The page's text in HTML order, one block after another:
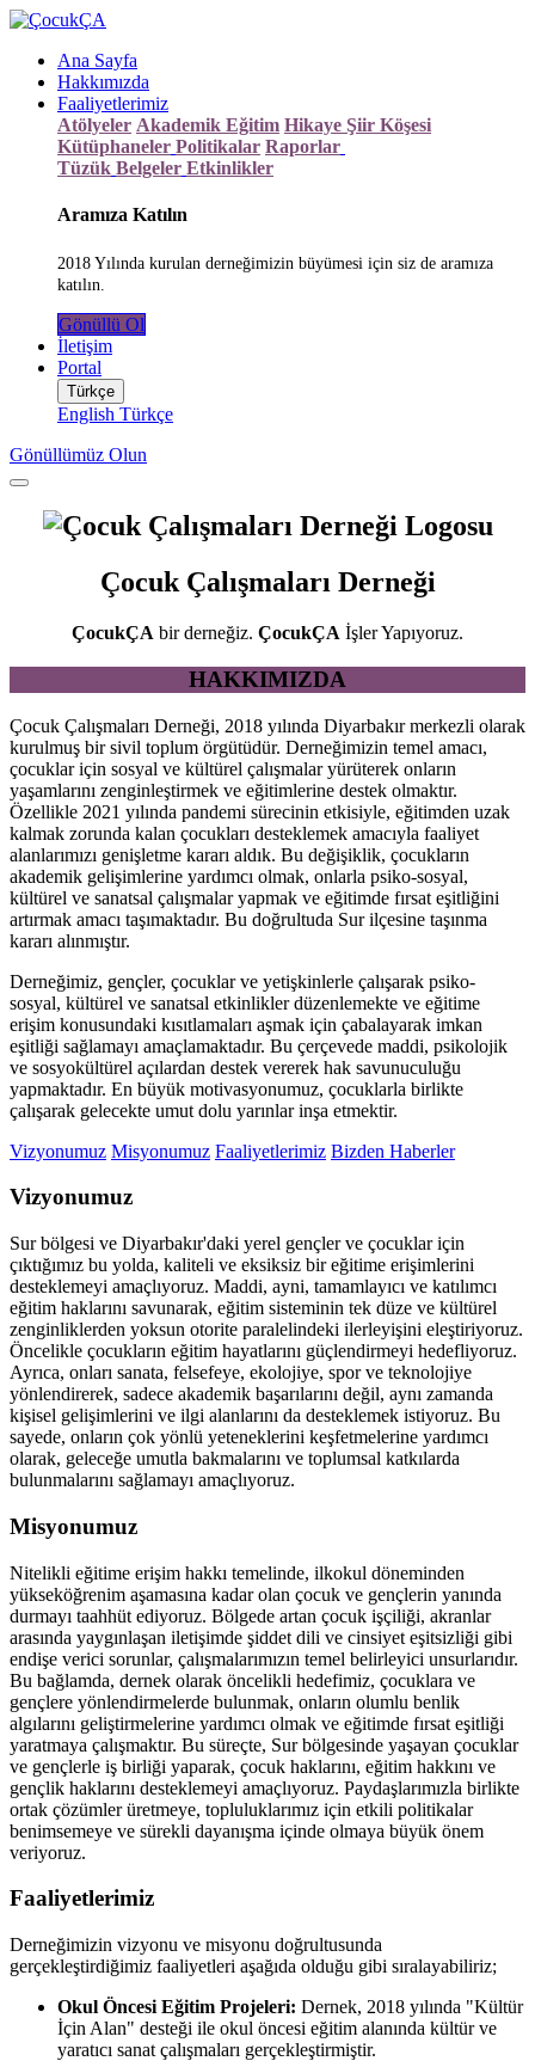
Ana Sayfa
Hakkımızda
Faaliyetlerimiz
Atölyeler Akademik Eğitim Hikaye Şiir Köşesi
Kütüphaneler Politikalar Raporlar
Tüzük Belgeler Etkinlikler
Aramıza Katılın
2018 Yılında kurulan derneğimizin büyümesi için siz de aramıza
katılın.
Gönüllü Ol
İletişim
Portal
Türkçe
English Türkçe
Gönüllümüz Olun
Çocuk Çalışmaları Derneği
ÇocukÇA bir derneğiz. ÇocukÇA İşler Yapıyoruz.
HAKKIMIZDA
Çocuk Çalışmaları Derneği, 2018 yılında Diyarbakır merkezli olarak
kurulmuş bir sivil toplum örgütüdür. Derneğimizin temel amacı,
çocuklar için sosyal ve kültürel çalışmalar yürüterek onların
yaşamlarını zenginleştirmek ve eğitimlerine destek olmaktır.
Özellikle 2021 yılında pandemi sürecinin etkisiyle, eğitimden uzak
kalmak zorunda kalan çocukları desteklemek amacıyla faaliyet
alanlarımızı genişletme kararı aldık. Bu değişiklik, çocukların
akademik gelişimlerine yardımcı olmak, onlarla psiko-sosyal,
kültürel ve sanatsal çalışmalar yapmak ve eğitimde fırsat eşitliğini
artırmak amacı taşımaktadır. Bu doğrultuda Sur ilçesine taşınma
kararı alınmıştır.
Derneğimiz, gençler, çocuklar ve yetişkinlerle çalışarak psiko-
sosyal, kültürel ve sanatsal etkinlikler düzenlemekte ve eğitime
erişim konusundaki kısıtlamaları aşmak için çabalayarak imkan
eşitliği sağlamayı amaçlamaktadır. Bu çerçevede maddi, psikolojik
ve sosyokültürel açılardan destek vererek hak savunuculuğu
yapmaktadır. En büyük motivasyonumuz, çocuklarla birlikte
çalışarak gelecekte umut dolu yarınlar inşa etmektir.
Vizyonumuz Misyonumuz Faaliyetlerimiz Bizden Haberler
Vizyonumuz
Sur bölgesi ve Diyarbakır'daki yerel gençler ve çocuklar için
çıktığımız bu yolda, kaliteli ve eksiksiz bir eğitime erişimlerini
desteklemeyi amaçlıyoruz. Maddi, ayni, tamamlayıcı ve katılımcı
eğitim haklarını savunarak, eğitim sisteminin tek düze ve kültürel
zenginliklerden yoksun otorite paralelindeki ilerleyişini eleştiriyoruz.
Öncelikle çocukların eğitim hayatlarını güçlendirmeyi hedefliyoruz.
Ayrıca, onları sanata, felsefeye, ekolojiye, spor ve teknolojiye
yönlendirerek, sadece akademik başarılarını değil, aynı zamanda
kişisel gelişimlerini ve ilgi alanlarını da desteklemek istiyoruz. Bu
sayede, onların çok yönlü yeteneklerini keşfetmelerine yardımcı
olarak, geleceğe umutla bakmalarını ve toplumsal katkılarda
bulunmalarını sağlamayı amaçlıyoruz.
Misyonumuz
Nitelikli eğitime erişim hakkı temelinde, ilkokul döneminden
yükseköğrenim aşamasına kadar olan çocuk ve gençlerin yanında
durmayı taahhüt ediyoruz. Bölgede artan çocuk işçiliği, akranlar
arasında yaygınlaşan iletişimde şiddet dili ve cinsiyet eşitsizliği gibi
endişe verici sorunlar, çalışmalarımızın temel belirleyici unsurlarıdır.
Bu bağlamda, dernek olarak öncelikli hedefimiz, çocuklara ve
gençlere yönlendirmelerde bulunmak, onların olumlu benlik
algılarını geliştirmelerine yardımcı olmak ve eğitimde fırsat eşitliği
yaratmaya çalışmaktır. Bu süreçte, Sur bölgesinde yaşayan çocuklar
ve gençlerle iş birliği yaparak, çocuk haklarını, eğitim hakkını ve
gençlik haklarını desteklemeyi amaçlıyoruz. Paydaşlarımızla birlikte
ortak çözümler üretmeye, topluluklarımız için etkili politikalar
benimsemeye ve sürekli dayanışma içinde olmaya büyük önem
veriyoruz.
Faaliyetlerimiz
Derneğimizin vizyonu ve misyonu doğrultusunda
gerçekleştirdiğimiz faaliyetleri aşağıda olduğu gibi sıralayabiliriz;
Okul Öncesi Eğitim Projeleri: Dernek, 2018 yılında "Kültür
İçin Alan" desteği ile okul öncesi eğitim alanında kültür ve
yaratıcı sanat çalışmaları gerçekleştirmiştir.